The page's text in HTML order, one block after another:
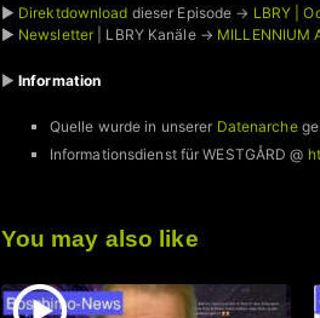
► Direktdownload dieser Episode → LBRY |
► Newsletter | LBRY Kanäle → MILLENNIUM
► Information
Quelle wurde in unserer Datenarche
Informationsdienst für WESTGÅRD @
You may also like